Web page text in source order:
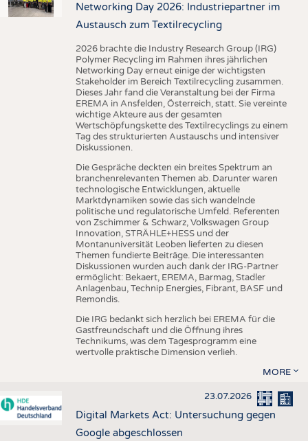
Networking Day 2026: Industriepartner im
Austausch zum Textilrecycling
2026 brachte die Industry Research Group (IRG)
Polymer Recycling im Rahmen ihres jährlichen
Networking Day erneut einige der wichtigsten
Stakeholder im Bereich Textilrecycling zusammen.
Dieses Jahr fand die Veranstaltung bei der Firma
EREMA in Ansfelden, Österreich, statt. Sie vereinte
wichtige Akteure aus der gesamten
Wertschöpfungskette des Textilrecyclings zu einem
Tag des strukturierten Austauschs und intensiver
Diskussionen.
Die Gespräche deckten ein breites Spektrum an
branchenrelevanten Themen ab. Darunter waren
technologische Entwicklungen, aktuelle
Marktdynamiken sowie das sich wandelnde
politische und regulatorische Umfeld. Referenten
von Zschimmer & Schwarz, Volkswagen Group
Innovation, STRÄHLE+HESS und der
Montanuniversität Leoben lieferten zu diesen
Themen fundierte Beiträge. Die interessanten
Diskussionen wurden auch dank der IRG-Partner
ermöglicht: Bekaert, EREMA, Barmag, Stadler
Anlagenbau, Technip Energies, Fibrant, BASF und
Remondis.
Die IRG bedankt sich herzlich bei EREMA für die
Gastfreundschaft und die Öffnung ihres
Technikums, was dem Tagesprogramm eine
wertvolle praktische Dimension verlieh.
MORE
23.07.2026
Digital Markets Act: Untersuchung gegen
Google abgeschlossen